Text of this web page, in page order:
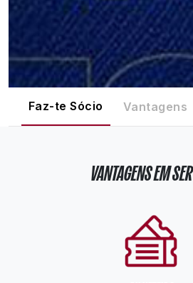
Faz-te Sócio Vantagens
VANTAGENS EM